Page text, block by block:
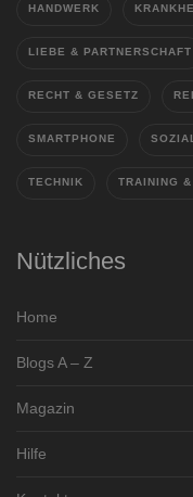
HANDWERK
LIEBE & PARTNERSCHAFT
RECHT & GESETZ
SMARTPHONE
TECHNIK TRAINING
Nützliches
Home
Blogs A – Z
Magazin
Hilfe